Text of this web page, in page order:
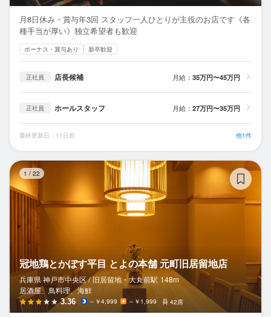
月8日休み・賞与年3回 スタッフ一人ひとりが主役のお店です《各
種手当が厚い》独立希望者も歓迎
ボーナス・賞与あり 新卒歓迎
正社員 店長候補 月給： 35万円〜45万円
正社員 ホールスタッフ 月給： 27万円〜35万円
最終更新日：11日前 他1件
1 / 22
冠地鶏とかぼす平目 とよの本舗 元町旧居留地店
兵庫県 神戸市中央区 / 旧居留地・大丸前駅 148m
居酒屋、鳥料理、海鮮
3.36 ～￥4,999 ～￥1,999 42席